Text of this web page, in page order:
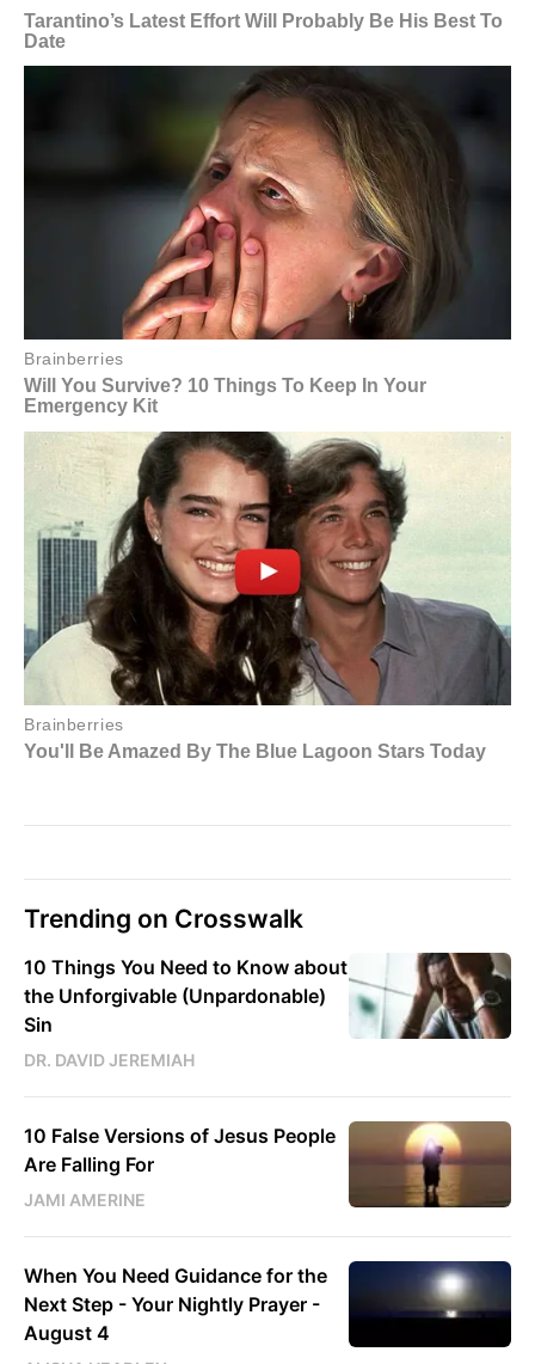
Trending on Crosswalk
10 Things You Need to Know about
the Unforgivable (Unpardonable)
Sin
DR. DAVID JEREMIAH
10 False Versions of Jesus People
Are Falling For
JAMI AMERINE
When You Need Guidance for the
Next Step - Your Nightly Prayer -
August 4